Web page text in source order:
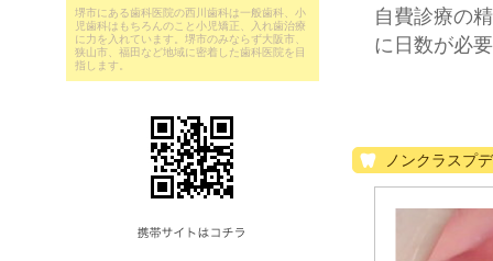
自費診療の
に日数が必
ノンクラスプ
堺市にある歯科医院の西川歯科は一般歯科、小
児歯科はもちろんのこと小児矯正、入れ歯治療
に力を入れています。堺市のみならず大阪市、
狭山市、福田など地域に密着した歯科医院を目
指します。